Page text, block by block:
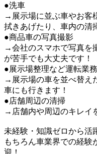
●洗車
→展示場に並ぶ車やお客
拭きあげたり、車内の清
●商品車の写真撮影
→会社のスマホで写真を
が苦手でも大丈夫です！
●展示場整理など運転業務
→展示場の車を並べ替え
車にも行きます！
●店舗周辺の清掃
→店舗内や周辺のキレイ
未経験・知識ゼロから活
もちろん車業界での経験
迎！